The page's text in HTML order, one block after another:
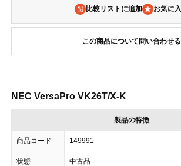
比較リストに追加
この商品について問い合わせる
NEC VersaPro VK26T/X-K
製品の特徴
商品コード 149991
状態 中古品